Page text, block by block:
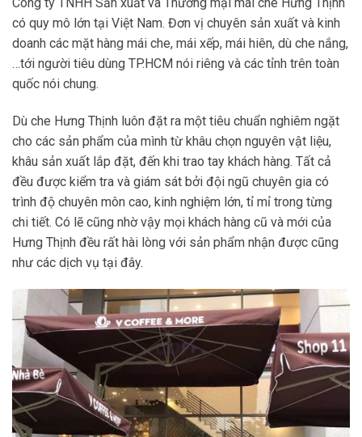
có quy mô lớn tại Việt Nam. Đơn vị chuyên sản xuất và kinh
doanh các mặt hàng mái che, mái xếp, mái hiên, dù che nắng,
…tới người tiêu dùng TP.HCM nói riêng và các tỉnh trên toàn
quốc nói chung.
Dù che Hưng Thịnh luôn đặt ra một tiêu chuẩn nghiêm ngặt
cho các sản phẩm của mình từ khâu chọn nguyên vật liệu,
khâu sản xuất lắp đặt, đến khi trao tay khách hàng. Tất cả
đều được kiểm tra và giám sát bởi đội ngũ chuyên gia có
trình độ chuyên môn cao, kinh nghiệm lớn, tỉ mỉ trong từng
chi tiết. Có lẽ cũng nhờ vậy mọi khách hàng cũ và mới của
Hưng Thịnh đều rất hài lòng với sản phẩm nhận được cũng
như các dịch vụ tại đây.